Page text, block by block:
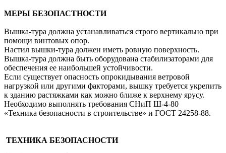
МЕРЫ БЕЗОПАСТНОСТИ
Вышка-тура должна устанавливаться строго вертикально при
помощи винтовых опор.
Настил вышки-тура должен иметь ровную поверхность.
Вышка-тура должна быть оборудована стабилизаторами для
обеспечения ее наибольшей устойчивости.
Если существует опасность опрокидывания ветровой
нагрузкой или другими факторами, вышку требуется укрепить
к зданию растяжками как можно ближе к верхнему ярусу.
Необходимо выполнять требования СНиП Ш-4-80
«Техника безопасности в строительстве» и ГОСТ 24258-88.
ТЕХНИКА БЕЗОПАСНОСТИ